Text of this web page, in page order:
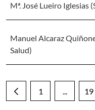
Mª. José Lueiro Iglesias
Manuel Alcaraz
Salud)
Página
1
Páginas
19